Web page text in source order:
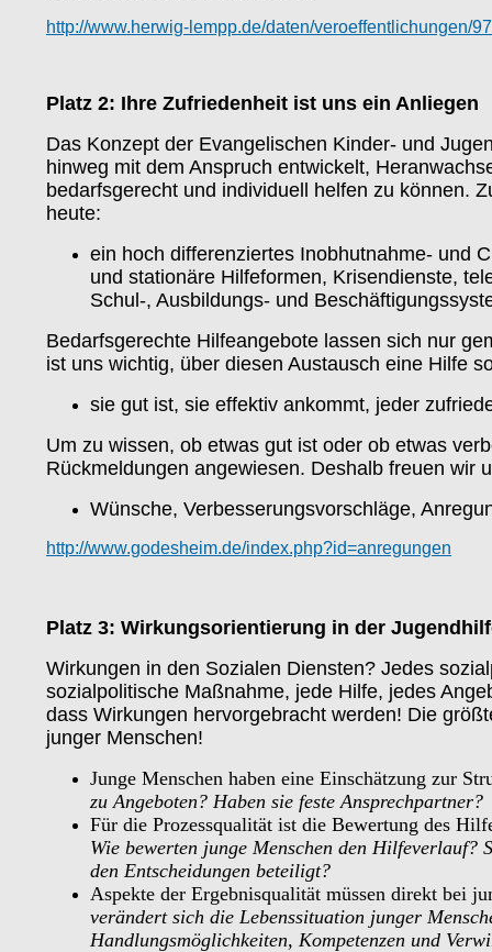
http://www.herwig-lempp.de/daten/veroeffentlichungen/
Platz 2: Ihre Zufriedenheit ist uns ein Anliegen
Das Konzept der Evangelischen Kinder- und
hinweg mit dem Anspruch entwickelt,
bedarfsgerecht und individuell helfen zu können.
heute:
ein hoch differenziertes Inobhutnahme- und
und stationäre Hilfeformen, Krisendienste,
Schul-, Ausbildungs- und
Bedarfsgerechte Hilfeangebote lassen sich nur
ist uns wichtig, über diesen Austausch eine Hilfe
sie gut ist, sie effektiv ankommt, jeder
Um zu wissen, ob etwas gut ist oder ob etwas
Rückmeldungen angewiesen. Deshalb freuen wir
Wünsche, Verbesserungsvorschläge,
http://www.godesheim.de/index.php?id=anregungen
Platz 3: Wirkungsorientierung in der
Wirkungen in den Sozialen Diensten? Jedes
sozialpolitische Maßnahme, jede Hilfe, jedes
dass Wirkungen hervorgebracht werden! Die
junger Menschen!
Junge Menschen haben eine Einschätzung zur
zu Angeboten? Haben sie feste Ansprechpartner?
Für die Prozessqualität ist die Bewertung des
Wie bewerten junge Menschen den
den Entscheidungen beteiligt?
Aspekte der Ergebnisqualität müssen direkt bei
verändert sich die Lebenssituation junger
Handlungsmöglichkeiten, Kompetenzen und